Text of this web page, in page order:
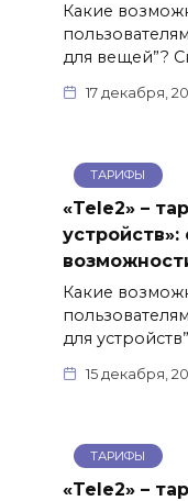
Какие
для вещей”?
17 декабря,
ТАРИФЫ
«Tele2» –
устройств»:
Какие
для
15 декабря,
ТАРИФЫ
«Tele2» –